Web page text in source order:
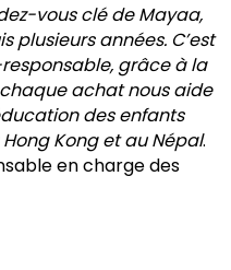
vous clé de Mayaa,
plusieurs années. C’est
grâce à la
achat nous aide
des enfants
Kong et au Népal.
en charge des